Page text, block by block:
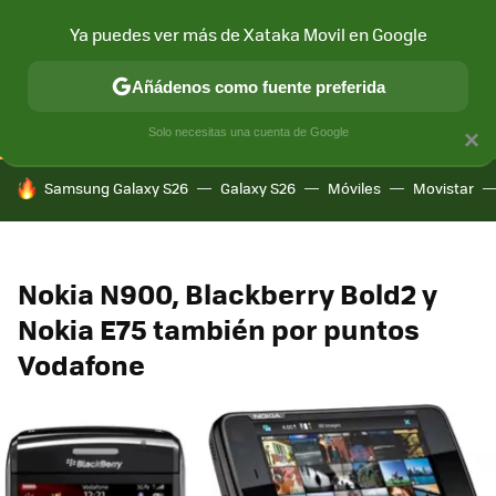
CONECTIVIDAD MÓVIL Y SOCIEDAD APLICACIONES
HOY SE HABLA DE
Samsung Galaxy S26 Galaxy S26 Móviles Movistar
Nokia N900, Blackberry Bold2 y
Nokia E75 también por puntos
Vodafone
×
Ya puedes ver más de Xataka Movil en Google
Añádenos como fuente preferida
Solo necesitas una cuenta de Google